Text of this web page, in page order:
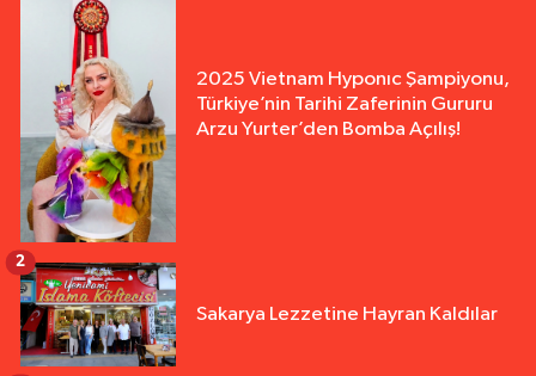
2025 Vietnam Hyponıc Şampiyonu,
Türkiye’nin Tarihi Zaferinin Gururu
Arzu Yurter’den Bomba Açılış!
Sakarya Lezzetine Hayran Kaldılar
2